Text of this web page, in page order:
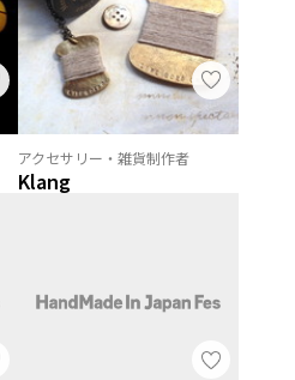
アクセサリー・雑貨制作者
Klang